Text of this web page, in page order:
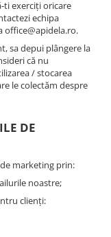
ti exerciți oricare
echipa
office@apidela.ro.
sa depui plângere la
că nu
/ stocarea
le colectăm despre
DE
marketing prin:
noastre;
clienți: